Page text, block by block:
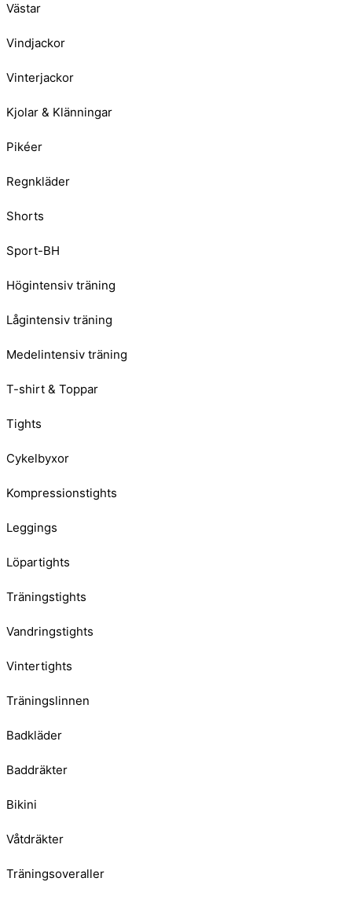
Västar
Vindjackor
Vinterjackor
Kjolar & Klänningar
Pikéer
Regnkläder
Shorts
Sport-BH
Högintensiv träning
Lågintensiv träning
Medelintensiv träning
T-shirt & Toppar
Tights
Cykelbyxor
Kompressionstights
Leggings
Löpartights
Träningstights
Vandringstights
Vintertights
Träningslinnen
Badkläder
Baddräkter
Bikini
Våtdräkter
Träningsoveraller